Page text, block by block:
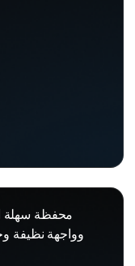
محفظة سهلة
وواجهة نظيفة